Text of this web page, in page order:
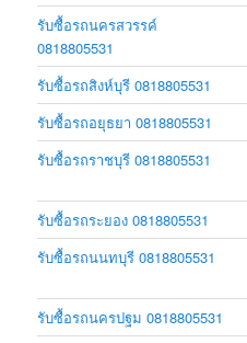
รับซื้อรถนครสวรรค์
0818805531
รับซื้อรถสิงห์บุรี 0818805531
รับซื้อรถอยุธยา 0818805531
รับซื้อรถราชบุรี 0818805531
รับซื้อรถระยอง 0818805531
รับซื้อรถนนทบุรี 0818805531
รับซื้อรถนครปฐม 0818805531